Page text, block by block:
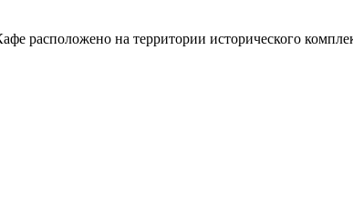
расположено на территории исторического